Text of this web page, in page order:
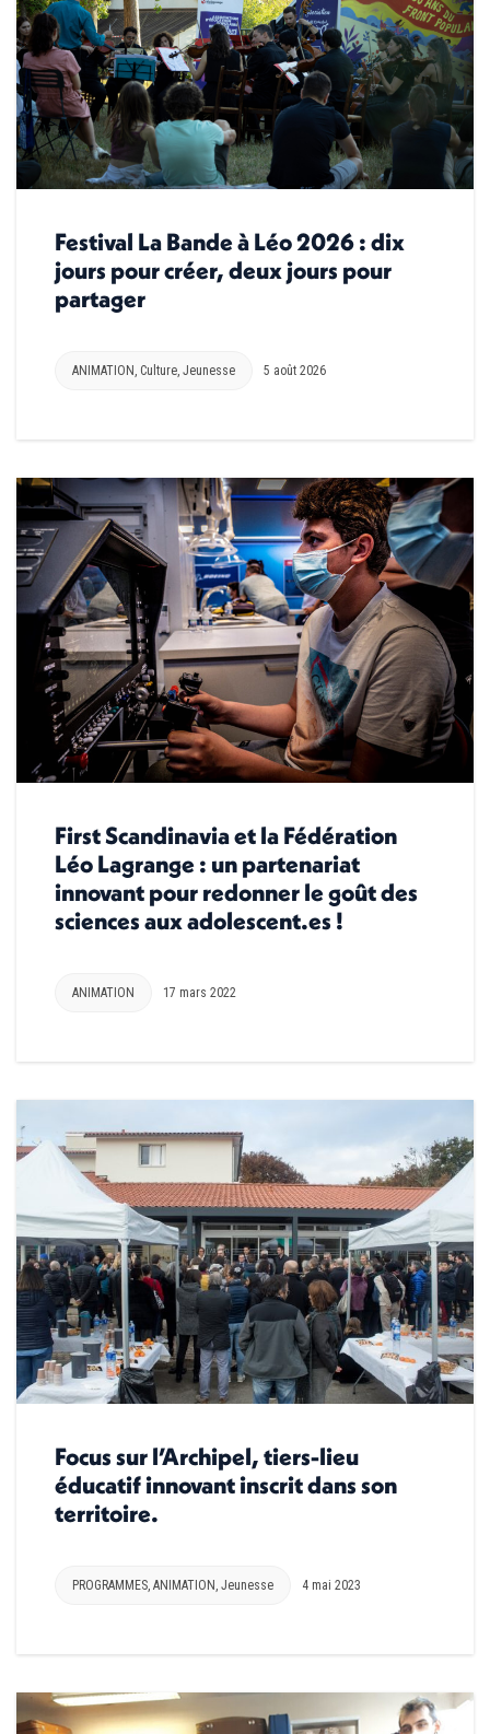
Festival La Bande à Léo 2026 : dix
jours pour créer, deux jours pour
partager
ANIMATION, Culture, Jeunesse 5 août 2026
First Scandinavia et la Fédération
Léo Lagrange : un partenariat
innovant pour redonner le goût des
sciences aux adolescent.es !
ANIMATION 17 mars 2022
Focus sur l’Archipel, tiers-lieu
éducatif innovant inscrit dans son
territoire.
PROGRAMMES, ANIMATION , Jeunesse 4 mai 2023